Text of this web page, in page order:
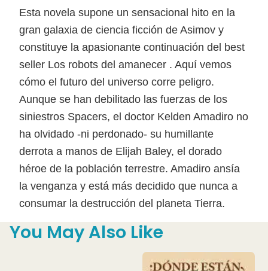
Esta novela supone un sensacional hito en la
gran galaxia de ciencia ficción de Asimov y
constituye la apasionante continuación del best
seller Los robots del amanecer . Aquí vemos
cómo el futuro del universo corre peligro.
Aunque se han debilitado las fuerzas de los
siniestros Spacers, el doctor Kelden Amadiro no
ha olvidado -ni perdonado- su humillante
derrota a manos de Elijah Baley, el dorado
héroe de la población terrestre. Amadiro ansía
la venganza y está más decidido que nunca a
consumar la destrucción del planeta Tierra.
You May Also Like